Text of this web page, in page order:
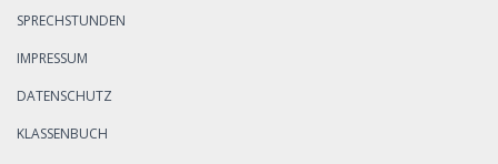
SPRECHSTUNDEN
IMPRESSUM
DATENSCHUTZ
KLASSENBUCH